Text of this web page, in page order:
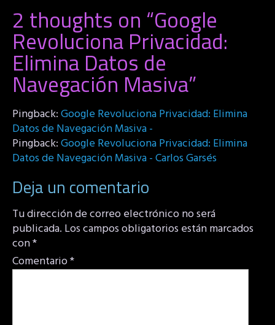
2 thoughts on “Google
Revoluciona Privacidad:
Elimina Datos de
Navegación Masiva”
Pingback:Google Revoluciona Privacidad: Elimina
Datos de Navegación Masiva -
Pingback:Google Revoluciona Privacidad: Elimina
Datos de Navegación Masiva - Carlos Garsés
Deja un comentario
Tu dirección de correo electrónico no será
publicada. Los campos obligatorios están marcados
con*
Comentario*